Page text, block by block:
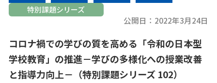
る。今年度は、昨年度の全国の義務教育学校108校
にアンケート調査した結果をもとに、各義務教育
学校の抱える課題等について議論した。令和４年
度から小学校の高学年に教科担任制を導入する文
科省方針を踏まえ、先行的に教科担任制を進めて
特別課題シリーズ
公開日： 2022年3月24日
コロナ禍での学びの質を高める「令和の日本型
学校教育」の推進－学びの多様化への授業改善
と指導力向上－（特別課題シリーズ 102）